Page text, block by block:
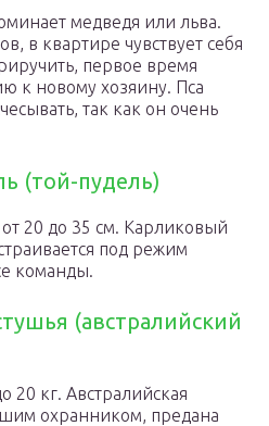
медведя или льва.
в квартире чувствует себя
первое время
к новому хозяину. Пса
так как он очень
(той-пудель)
20 до 35 см. Карликовый
под режим
команды.
(австралийский
20 кг. Австралийская
охранником, предана